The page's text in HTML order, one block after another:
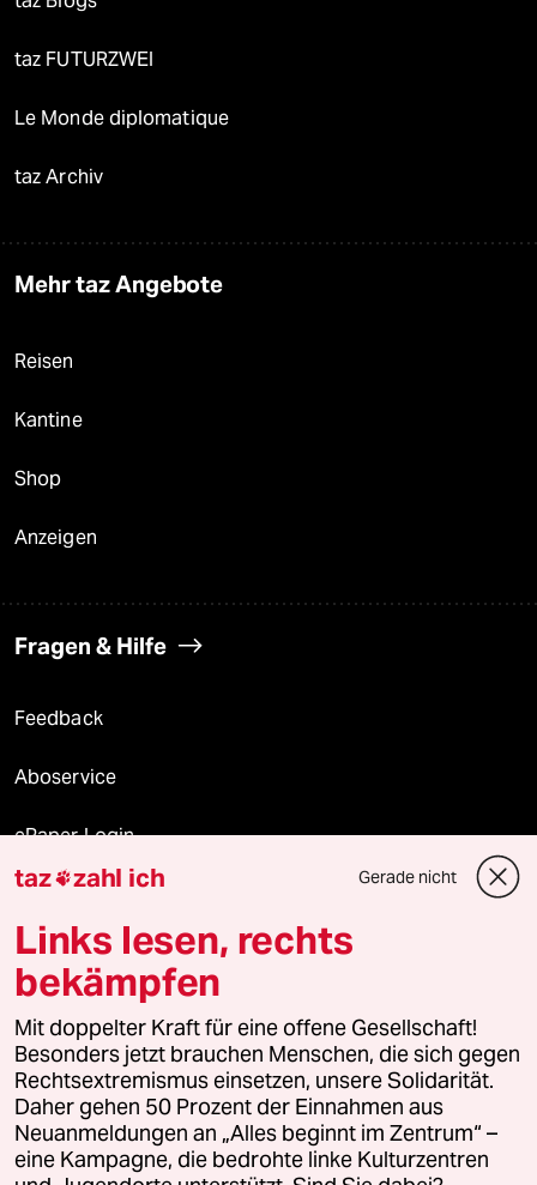
taz FUTURZWEI
Le Monde diplomatique
taz Archiv
Mehr taz Angebote
Reisen
Kantine
Shop
Anzeigen
Fragen & Hilfe
Feedback
Aboservice
ePaper Login
Downloads für Abonnierende
© 2026 taz Verlags und Vertriebs GmbH
Alle Rechte vorbehalten. Bei rechtlichen Fragen oder für Genehmigungen
wenden Sie sich bitte an lizenzen@taz.de
Feedback Redaktionsstatut Kommune-Richtlinien
Leitlinie Informant Datenschutz Impressum AGB
taz zahl ich Gerade nicht
Links lesen, rechts
bekämpfen
Mit doppelter Kraft für eine offene Gesellschaft!
Besonders jetzt brauchen Menschen, die sich gegen
Rechtsextremismus einsetzen, unsere Solidarität.
Daher gehen 50 Prozent der Einnahmen aus
Neuanmeldungen an „Alles beginnt im Zentrum“ –
eine Kampagne, die bedrohte linke Kulturzentren